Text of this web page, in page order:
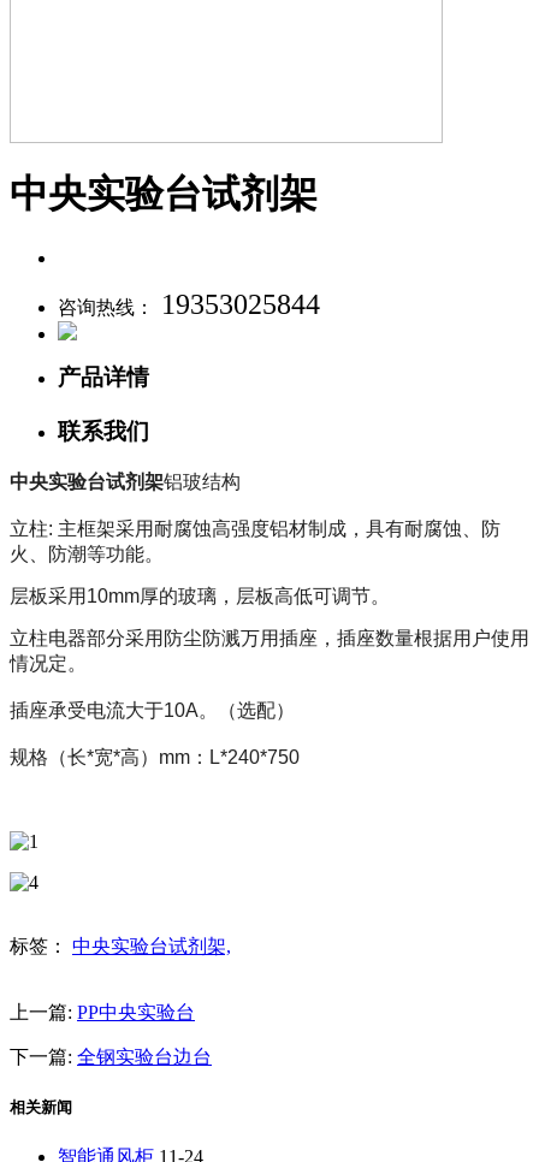
中央实验台试剂架
咨询热线： 19353025844
产品详情
联系我们
中央实验台试剂架铝玻结构
立柱: 主框架采用耐腐蚀高强度铝材制成，具有耐腐蚀、防
火、防潮等功能。
层板采用10mm厚的玻璃，层板高低可调节。
立柱电器部分采用防尘防溅万用插座，插座数量根据用户使用
情况定。
插座承受电流大于10A。（选配）
规格（长*宽*高）mm：L*240*750
标签： 中央实验台试剂架,
上一篇: PP中央实验台
下一篇: 全钢实验台边台
相关新闻
智能通风柜 11-24